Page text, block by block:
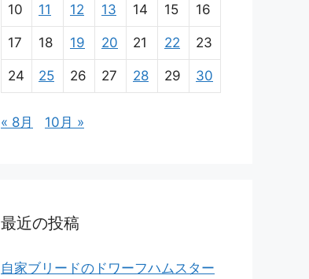
10 11 12 13 14 15 16
17 18 19 20 21 22 23
24 25 26 27 28 29 30
« 8月 10月 »
最近の投稿
自家ブリードのドワーフハムスター